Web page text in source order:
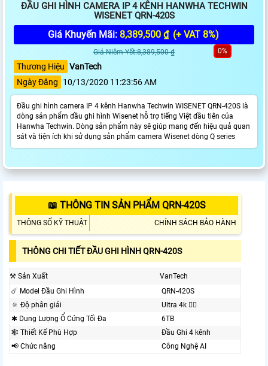
ĐẦU GHI HÌNH CAMERA IP 4 KÊNH HANWHA TECHWIN
WISENET QRN-420S
Giá Khuyến Mãi: 8,389,500 ₫ (+ VAT 8%)
Giá Niêm Yết:8,389,500 ₫ 0%
Thương Hiệu VanTech
Ngày Đăng
10/13/2020 11:23:56 AM
Đầu ghi hình camera IP 4 kênh Hanwha Techwin WISENET QRN-420S là
dòng sản phẩm đầu ghi hình Wisenet hỗ trợ tiếng Việt đầu tiên của
Hanwha Techwin. Dòng sản phẩm này sẽ giúp mang đến hiệu quả quan
sát và tiện ích khi sử dụng sản phẩm camera Wisenet dòng Q series
📖 THÔNG TIN SẢN PHẨM QRN-420S
THÔNG SỐ KỸ THUẬT CHÍNH SÁCH BẢO HÀNH
THÔNG CHI TIẾT ĐẦU GHI HÌNH QRN-420S
⚒ Sản Xuất
VanTech
☄️ Model Đầu Ghi Hình
QRN-420S
🔅 Độ phân giải
Ultra 4k 👍🏾
✱ Dung Lượng Ổ Cứng Tối Đa
6TB
🕸️ Thiết Kế Phù Hợp
Đầu Ghi 4 kênh
📢 Chức năng
Công Nghệ AI